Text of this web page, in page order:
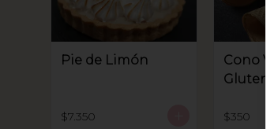
Pie de Limón
$7.350
Cono
Gluten
$350